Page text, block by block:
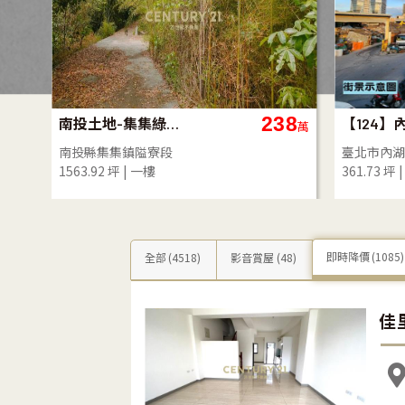
2,280萬
㊝翠華方正好停車一樓A
新北市板橋區翠華街
29.64 坪
1房(室)2廳
臺北市大
60.35 坪
全部 (4518) 影音賞屋 (48) 即時降價(1085)
佳